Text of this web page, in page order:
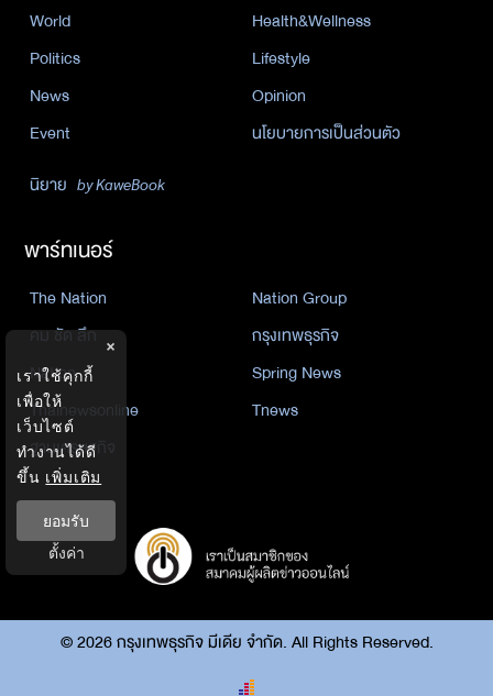
World
Health&Wellness
Politics
Lifestyle
News
Opinion
Event
นโยบายการเป็นส่วนตัว
นิยาย by KaweBook
พาร์ทเนอร์
The Nation
Nation Group
คม ชัด ลึก
กรุงเทพธุรกิจ
Nation
Spring News
Thainewsonline
Tnews
ฐานเศรษฐกิจ
©2026กรุงเทพธุรกิจ มีเดีย จำกัด. All Rights Reserved.
×
เราใช้คุกกี้
เพื่อให้
เว็บไซต์
ทำงานได้ดี
ขึ้น เพิ่มเติม
ยอมรับ
ตั้งค่า